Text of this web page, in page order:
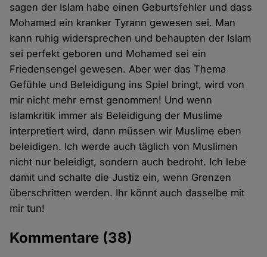
sagen der Islam habe einen Geburtsfehler und dass
Mohamed ein kranker Tyrann gewesen sei. Man
kann ruhig widersprechen und behaupten der Islam
sei perfekt geboren und Mohamed sei ein
Friedensengel gewesen. Aber wer das Thema
Gefühle und Beleidigung ins Spiel bringt, wird von
mir nicht mehr ernst genommen! Und wenn
Islamkritik immer als Beleidigung der Muslime
interpretiert wird, dann müssen wir Muslime eben
beleidigen. Ich werde auch täglich von Muslimen
nicht nur beleidigt, sondern auch bedroht. Ich lebe
damit und schalte die Justiz ein, wenn Grenzen
überschritten werden. Ihr könnt auch dasselbe mit
mir tun!
Kommentare (38)